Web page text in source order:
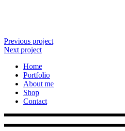
Previous project
Next project
Home
Portfolio
About me
Shop
Contact